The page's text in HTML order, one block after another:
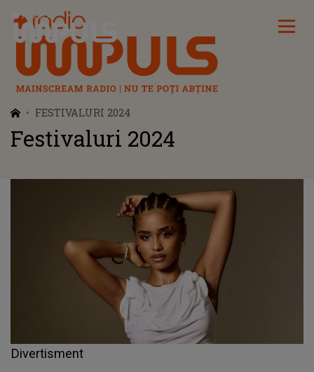
Radio Impuls
FESTIVALURI 2024
Festivaluri 2024
Divertisment